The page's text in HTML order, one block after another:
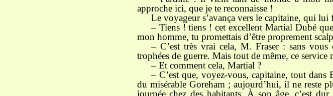
approche ici, que je te reconnaisse !
Le voyageur s’avança vers le capitaine, qui lui
– Tiens ! tiens ! cet excellent Martial Dubé
mon homme, tu promettais d’être proprement
– C’est très vrai cela, M. Fraser : sans
trophées de guerre. Mais tout de même, ce service
– Et comment cela, Martial ?
– C’est que, voyez-vous, capitaine, tout dans
du misérable Goreham ; aujourd’hui, il ne reste
journée chez des habitants. À son âge, c’est